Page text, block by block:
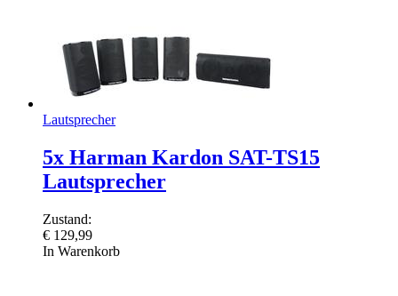
Lautsprecher
5x Harman Kardon SAT-TS15
Lautsprecher
Zustand:
€ 129,99
In Warenkorb